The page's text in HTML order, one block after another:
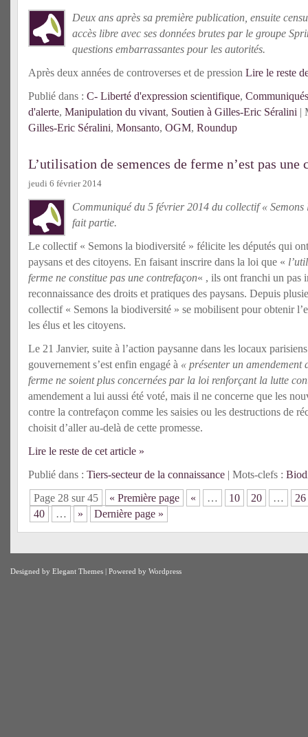
Deux ans après sa première publication, ensuite
accès libre avec ses données brutes par le groupe
questions embarrassantes pour les autorités.
Après deux années de controverses et de pression Lire le reste
Publié dans : C- Liberté d'expression scientifique,
d'alerte, Manipulation du vivant, Soutien à Gilles-Eric Séralini |
Gilles-Eric Séralini, Monsanto, OGM, Roundup
L’utilisation de semences de ferme n’est pas une
jeudi 6 février 2014
Communiqué du 5 février 2014 du collectif «
fait partie.
Le collectif « Semons la biodiversité » félicite les députés qui
paysans et des citoyens. En faisant inscrire dans la loi que «
ferme ne constitue pas une contrefaçon« , ils ont franchi un pas
reconnaissance des droits et pratiques des paysans. Depuis
collectif « Semons la biodiversité » se mobilisent pour obtenir
les élus et les citoyens.
Le 21 Janvier, suite à l’action paysanne dans les locaux
gouvernement s’est enfin engagé à « présenter un amendement
ferme ne soient plus concernées par la loi renforçant la lutte
amendement a lui aussi été voté, mais il ne concerne que les
contre la contrefaçon comme les saisies ou les destructions de
choisit d’aller au-delà de cette promesse.
Lire le reste de cet article »
Publié dans : Tiers-secteur de la connaissance | Mots-clefs :
Page 28 sur 45
« Première page « … 10 20 …
26
40
… » Dernière page »
Designed by Elegant Themes | Powered by Wordpress